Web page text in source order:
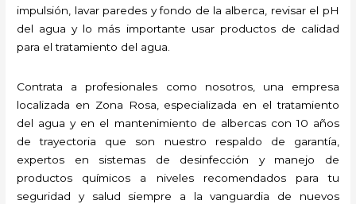
impulsión, lavar paredes y fondo de la alberca, revisar el pH
del agua y lo más importante usar productos de calidad
para el tratamiento del agua.
Contrata a profesionales como nosotros, una empresa
localizada en Zona Rosa, especializada en el tratamiento
del agua y en el mantenimiento de albercas con 10 años
de trayectoria que son nuestro respaldo de garantía,
expertos en sistemas de desinfección y manejo de
productos químicos a niveles recomendados para tu
seguridad y salud siempre a la vanguardia de nuevos